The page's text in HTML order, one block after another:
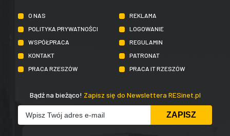
O NAS
REKLAMA
POLITYKA PRYWATNOŚCI
LOGOWANIE
WSPÓŁPRACA
REGULAMIN
KONTAKT
PATRONAT
PRACA RZESZÓW
PRACA IT RZESZÓW
Bądź na bieżąco! Zapisz się do Newslettera RESinet.pl